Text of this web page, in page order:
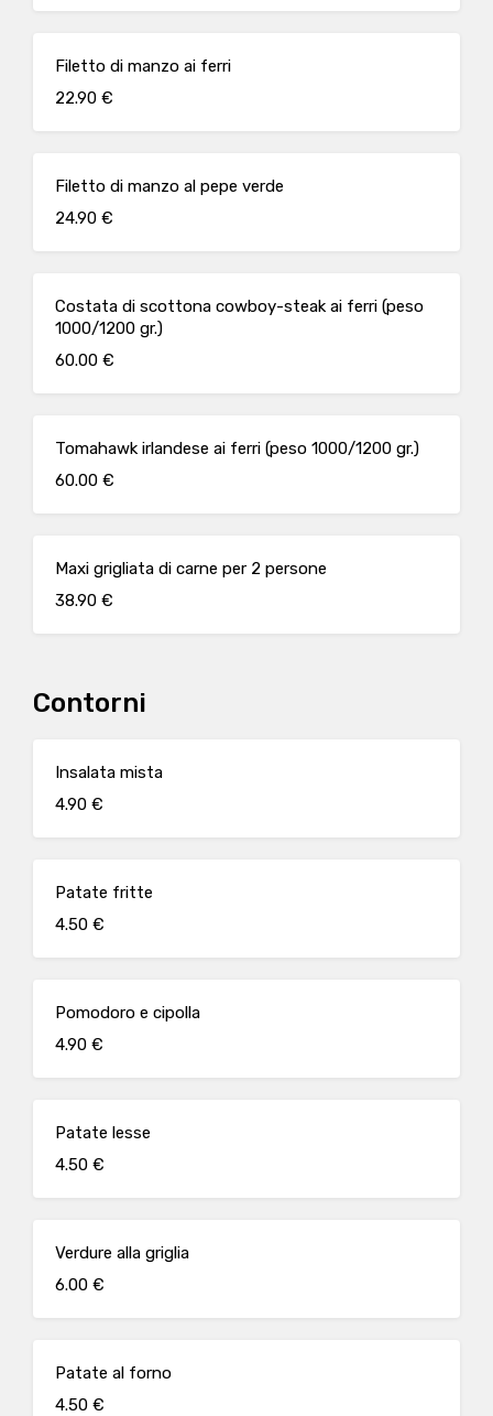
Filetto di manzo ai ferri
22.90 €
Filetto di manzo al pepe verde
24.90 €
Costata di scottona cowboy-steak ai ferri (peso
1000/1200 gr.)
60.00 €
Tomahawk irlandese ai ferri (peso 1000/1200 gr.)
60.00 €
Maxi grigliata di carne per 2 persone
38.90 €
Contorni
Insalata mista
4.90 €
Patate fritte
4.50 €
Pomodoro e cipolla
4.90 €
Patate lesse
4.50 €
Verdure alla griglia
6.00 €
Patate al forno
4.50 €